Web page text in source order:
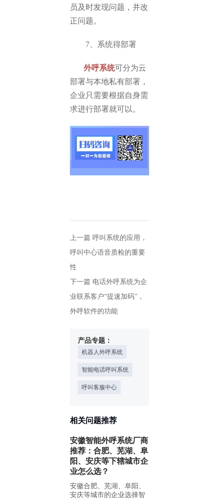
员及时发现问题，并改
正问题。
7、系统得部署
外呼系统可分为云
部署与本地私有部署，
企业只需要根据自身需
求进行部署就可以。
上一篇呼叫系统的应用，
呼叫中心语音质检的重要
性
下一篇 电话外呼系统为企
业联系客户“提速加码”，
外呼软件的功能
产品专题：
机器人外呼系统
智能电话呼叫系统
呼叫客服中心
相关问题推荐
安徽智能外呼系统厂商
推荐：合肥、芜湖、阜
阳、安庆等下辖城市企
业怎么选？
安徽合肥、芜湖、阜阳、
安庆等城市的企业选择智